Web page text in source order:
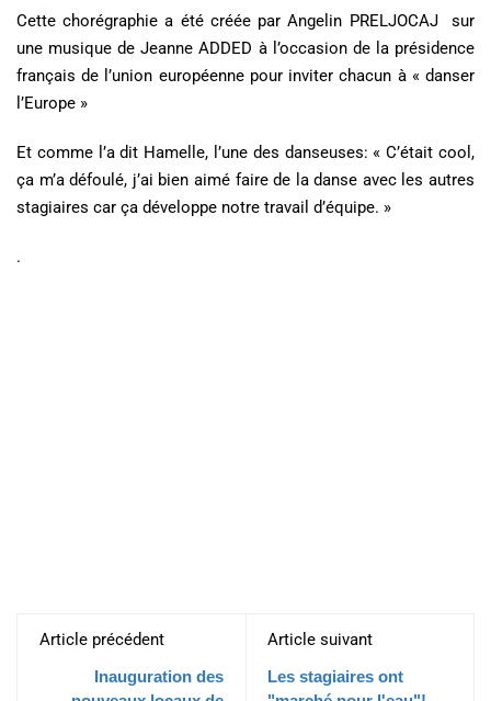
Cette chorégraphie a été créée par Angelin PRELJOCAJ sur
une musique de Jeanne ADDED à l’occasion de la présidence
français de l’union européenne pour inviter chacun à « danser
l’Europe »
Et comme l’a dit Hamelle, l’une des danseuses: « C’était cool,
ça m’a défoulé, j’ai bien aimé faire de la danse avec les autres
stagiaires car ça développe notre travail d’équipe. »
.
Article précédent
Inauguration des
Article suivant
Les stagiaires ont